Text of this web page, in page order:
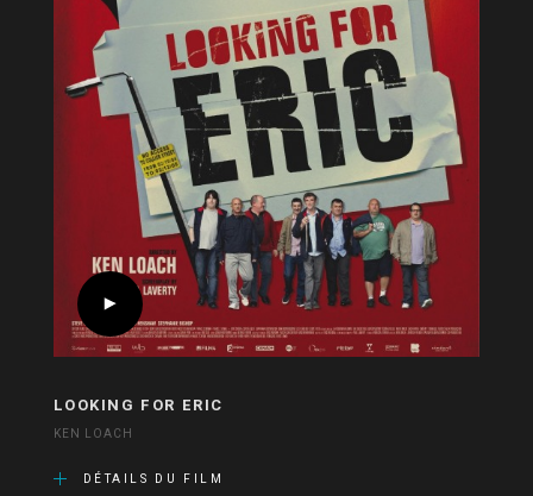
LOOKING FOR ERIC
KEN LOACH
DÉTAILS DU FILM